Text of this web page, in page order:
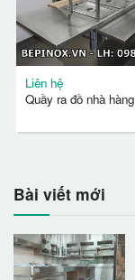
Liên hệ
Quầy ra đồ nhà hàng
Bài viết mới